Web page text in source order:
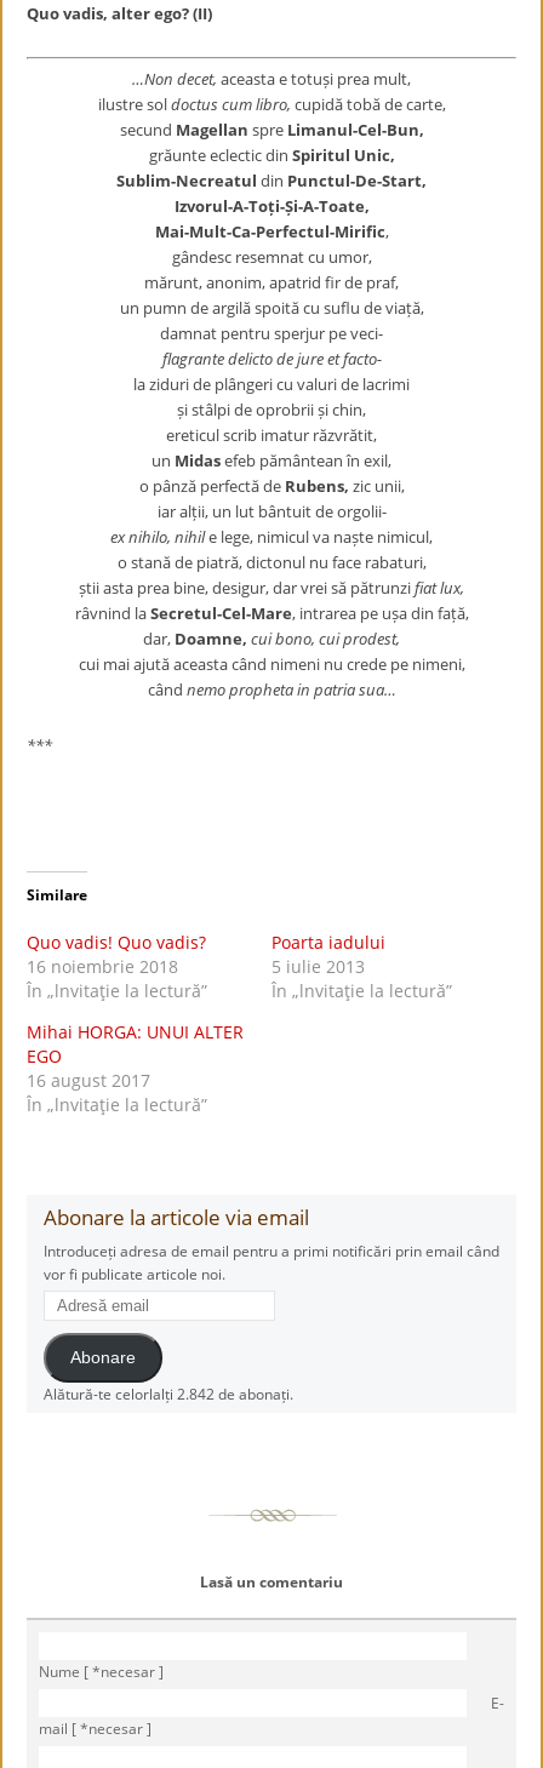
Quo vadis, alter ego? (II)
…Non decet, aceasta e totuși prea mult,
ilustre soldoctus cum libro, cupidă tobă de carte,
secund Magellan spreLimanul-Cel-Bun,
grăunte eclectic din Spiritul Unic,
Sublim-Necreatul din Punctul-De-Start,
Izvorul-A-Toți-Și-A-Toate,
Mai-Mult-Ca-Perfectul-Mirific,
gândesc resemnat cu umor,
mărunt, anonim, apatrid fir de praf,
un pumn de argilă spoită cu suflu de viață,
damnat pentru sperjur pe veci-
flagrante delicto de jure et facto-
la ziduri de plângeri cu valuri de lacrimi
și stâlpi de oprobrii și chin,
ereticul scrib imatur răzvrătit,
un Midasefeb pământean în exil,
o pânză perfectă de Rubens, zic unii,
iar alții, un lut bântuit de orgolii-
ex nihilo, nihile lege, nimicul va naște nimicul,
o stană de piatră, dictonul nu face rabaturi,
știi asta prea bine, desigur, dar vrei să pătrunzifiat lux,
râvnind laSecretul-Cel-Mare, intrarea pe ușa din față,
dar, Doamne, cui bono, cui prodest,
cui mai ajută aceasta când nimeni nu crede pe nimeni,
când nemo propheta in patria sua…
***
Similare
Quo vadis! Quo vadis?
16 noiembrie 2018
În „lnvitaţie la lectură”
Poarta iadului
5 iulie 2013
În „lnvitaţie la lectură”
Mihai HORGA: UNUI ALTER
EGO
16 august 2017
În „lnvitaţie la lectură”
Abonare la articole via email
Introduceți adresa de email pentru a primi notificări prin email când
vor fi publicate articole noi.
Adresă
email
Abonare
Alătură-te celorlalți 2.842 de abonați.
Lasă un comentariu
Nume [ *necesar ]
E-
mail [ *necesar ]